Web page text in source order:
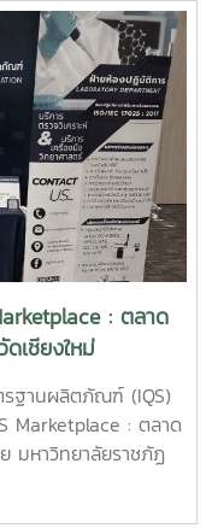
าร เพื่อเพิ่ม
ลดกลิ่นไม่พึงประสงค์
สิ่งแวดล้อม การ
ย์ ดร.ฉันทนา ซูแสวง
รรม และ นายพัฒน์ โก
การผลิต พร้อมด้วย
ภักดี นักวิทยาศาสตร์
และ นายนิวัช ออนศรี
ธิตการใช้งานในครั้งนี้
ารใช้ผลิตภัณฑ์จุลินทรีย์
ปลี่ยนข้อมูลและข้อ
ถนำผลิตภัณฑ์ไป
ละส่งเสริมการจัดการ
น สถาบันบริการตรวจ
ทยาลัยแม่โจ้ ยังคง
ละสนับสนุนการใช้
: ตลาด
เชียงใหม่
ฐานผลิตภัณฑ์ (IQS)
Marketplace : ตลาด
มหาวิทยาลัยราชภัฏ
ารผ่านระบบ BDS